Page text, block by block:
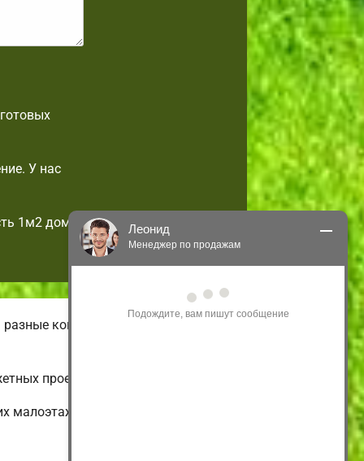
У нас
1м2 дома
комплектации частных
проектов с ценами и фото.
малоэтажных и экономных до
Леонид
Менеджер по продажам
Здравствуйте! Я могу
проконсультировать Вас по нашим
акциям и проектам.